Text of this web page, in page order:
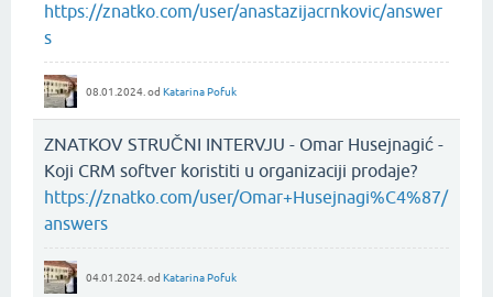
https://znatko.com/user/anastazijacrnkovic/answer
s
08.01.2024. od Katarina Pofuk
ZNATKOV STRUČNI INTERVJU - Omar Husejnagić -
Koji CRM softver koristiti u organizaciji prodaje?
https://znatko.com/user/Omar+Husejnagi%C4%87/
answers
04.01.2024. od Katarina Pofuk